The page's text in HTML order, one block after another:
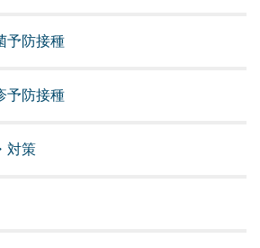
予防接種
予防接種
対策